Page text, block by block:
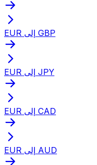
EUR إلى GBP
EUR إلى JPY
EUR إلى CAD
EUR إلى AUD